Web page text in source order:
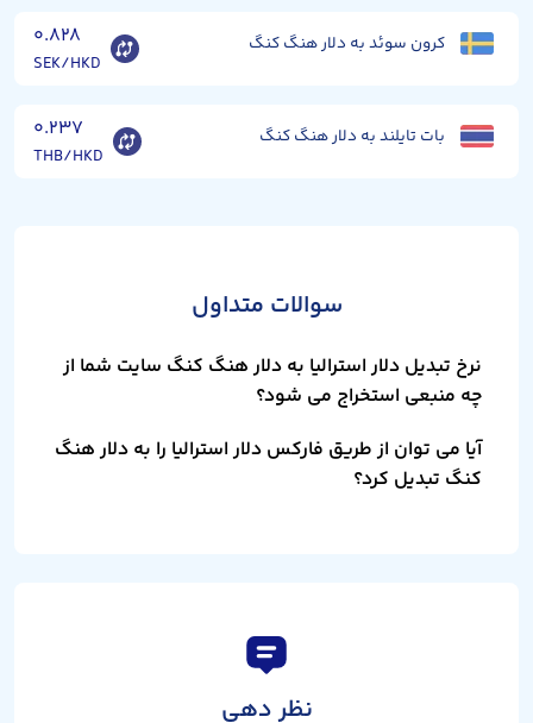
کرون سوئد به دلار هنگ کنگ ۰.۸۲۸
SEK/HKD
بات تایلند به دلار هنگ کنگ ۰.۲۳۷
THB/HKD
سوالات متداول
نرخ تبدیل دلار استرالیا به دلار هنگ کنگ سایت شما از
چه منبعی استخراج می شود؟
آیا می توان از طریق فارکس دلار استرالیا را به دلار هنگ
کنگ تبدیل کرد؟
نظر دهی